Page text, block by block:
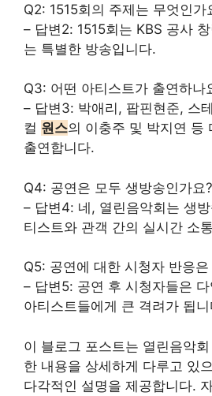
Q2: 1515회의 주제는 무엇인가
– 답변2: 1515회는 KBS 공사
는 특별한 방송입니다.
Q3: 어떤 아티스트가 출연하나
– 답변3: 박애리, 팝핀현준, 스
컬 원스의 이충주 및 박지연 등
출연합니다.
Q4: 공연은 모두 생방송인가요?
– 답변4: 네, 열린음악회는 생
티스트와 관객 간의 실시간 소
Q5: 공연에 대한 시청자 반응은
– 답변5: 공연 후 시청자들은
아티스트들에게 큰 격려가 됩니
이 블로그 포스트는 열린음악
한 내용을 상세하게 다루고 있
다각적인 설명을 제공합니다.